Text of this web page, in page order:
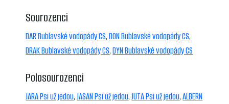
Sourozenci
DAR Bublavské vodopády CS,DON Bublavské vodopády CS,
DRAK Bublavské vodopády CS,DYN Bublavské vodopády CS
Polosourozenci
JARA Psi už jedou,JASAN Psi už jedou,JUTA Psi už jedou,ALBERN